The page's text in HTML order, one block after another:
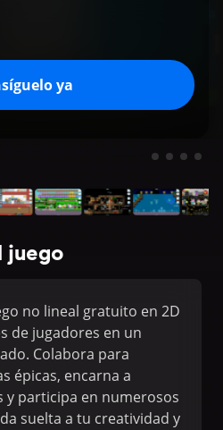
ya
juego
no lineal gratuito en 2D
de jugadores en un
Colabora para
épicas, encarna a
y participa en numerosos
suelta a tu creatividad y